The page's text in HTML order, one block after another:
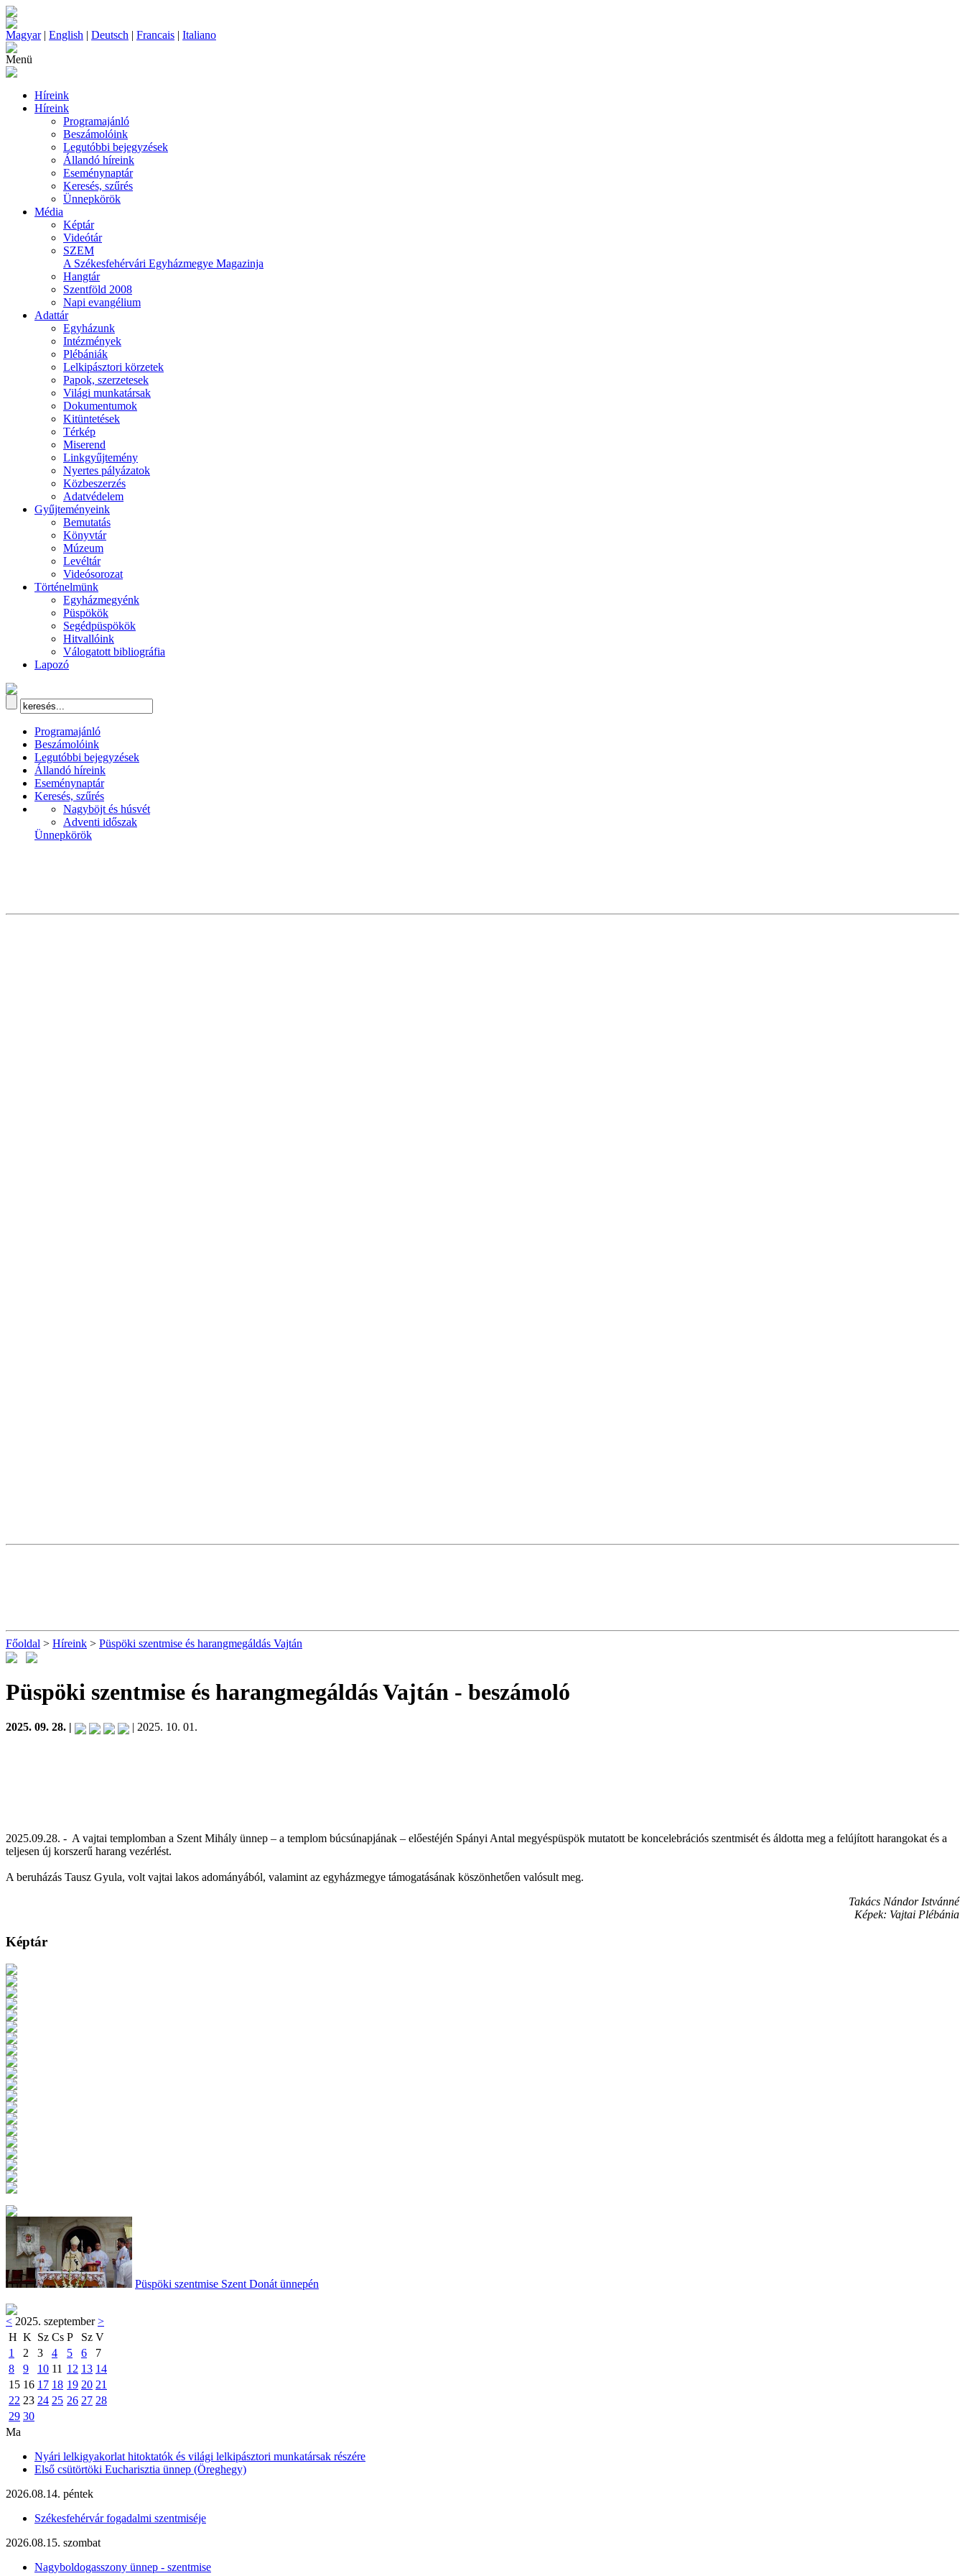
Magyar| English | Deutsch | Francais | Italiano
Menü
Híreink
Híreink
Programajánló
Beszámolóink
Legutóbbi bejegyzések
Állandó híreink
Eseménynaptár
Keresés, szűrés
Ünnepkörök
Média
Képtár
Videótár
SZEM
A Székesfehérvári Egyházmegye Magazinja
Hangtár
Szentföld 2008
Napi evangélium
Adattár
Egyházunk
Intézmények
Plébániák
Lelkipásztori körzetek
Papok, szerzetesek
Világi munkatársak
Dokumentumok
Kitüntetések
Térkép
Miserend
Linkgyűjtemény
Nyertes pályázatok
Közbeszerzés
Adatvédelem
Gyűjteményeink
Bemutatás
Könyvtár
Múzeum
Levéltár
Videósorozat
Történelmünk
Egyházmegyénk
Püspökök
Segédpüspökök
Hitvallóink
Válogatott bibliográfia
Lapozó
Programajánló
Beszámolóink
Legutóbbi bejegyzések
Állandó híreink
Eseménynaptár
Keresés, szűrés
Nagyböjt és húsvét
Adventi időszak
Ünnepkörök
Főoldal > Híreink > Püspöki szentmise és harangmegáldás Vajtán
Püspöki szentmise és harangmegáldás Vajtán - beszámoló
2025. 09. 28. | | 2025. 10. 01.
2025.09.28. - A vajtai templomban a Szent Mihály ünnep – a templom búcsúnapjának – előestéjén Spányi Antal megyéspüspök mutatott be koncelebrációs szentmisét és áldotta meg a felújított harangokat és a
teljesen új korszerű harang vezérlést.
A beruházás Tausz Gyula, volt vajtai lakos adományából, valamint az egyházmegye támogatásának köszönhetően valósult meg.
Takács Nándor Istvánné
Képek: Vajtai Plébánia
Képtár
Püspöki szentmise Szent Donát ünnepén
< 2025. szeptember>
H K Sz Cs P Sz V
1
2 3 4 5 6
7
8
9 10 11 12 13 14
15 16 17 18 19 20 21
22 23 24 25 26 27 28
29 30
Ma
Nyári lelkigyakorlat hitoktatók és világi lelkipásztori munkatársak részére
Első csütörtöki Eucharisztia ünnep (Öreghegy)
2026.08.14. péntek
Székesfehérvár fogadalmi szentmiséje
2026.08.15. szombat
Nagyboldogasszony ünnep - szentmise